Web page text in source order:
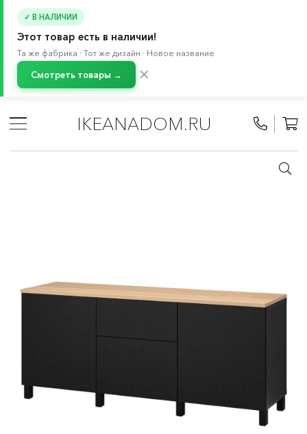
✓ В НАЛИЧИИ
Этот товар есть в наличии!
Та же фабрика · Тот же дизайн · Новое название
Смотреть товары → ✕
IKEANADOM.RU
Стеллажи и книжные шкафы
/ Книжные шкафы
БЕСТО система / Сложные комбинации БЕСТО